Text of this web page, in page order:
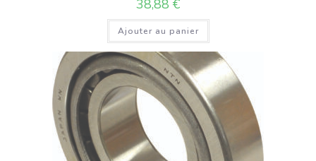
38,88 €
Ajouter au panier